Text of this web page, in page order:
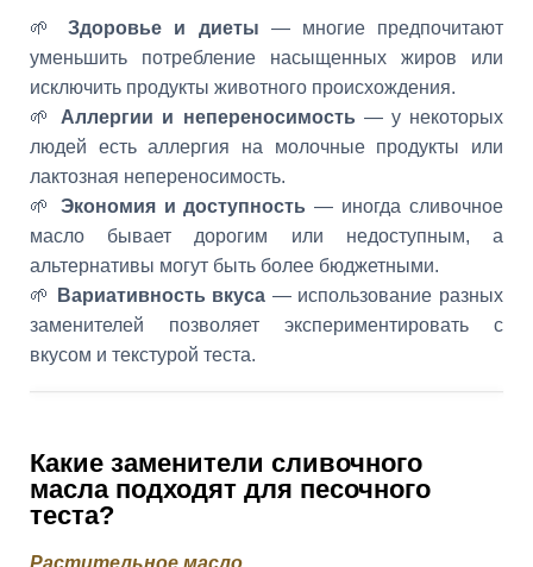
🌱Здоровье и диеты — многие предпочитают
уменьшить потребление насыщенных жиров или
исключить продукты животного происхождения.
🌱 Аллергии и непереносимость — у некоторых
людей есть аллергия на молочные продукты или
лактозная непереносимость.
🌱 Экономия и доступность — иногда сливочное
масло бывает дорогим или недоступным, а
альтернативы могут быть более бюджетными.
🌱
Вариативность вкуса — использование разных
заменителей позволяет экспериментировать с
вкусом и текстурой теста.
Какие заменители сливочного
масла подходят для песочного
теста?
Растительное масло